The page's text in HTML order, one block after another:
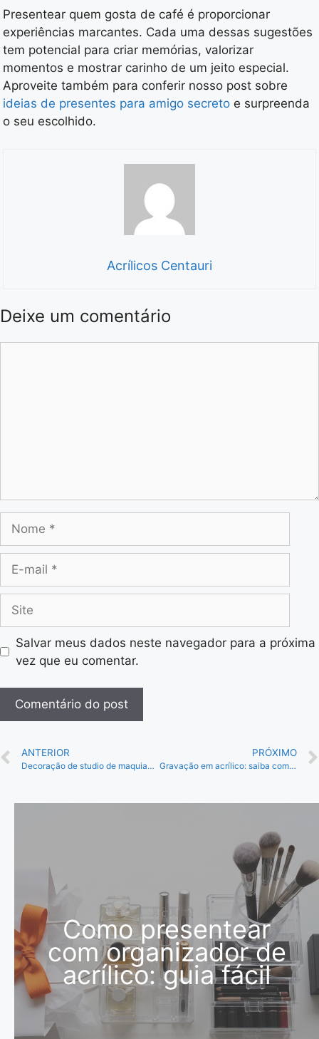
Presentear quem gosta de café é proporcionar
experiências marcantes. Cada uma dessas sugestões
tem potencial para criar memórias, valorizar
momentos e mostrar carinho de um jeito especial.
Aproveite também para conferir nosso post sobre
ideias de presentes para amigo secreto e surpreenda
o seu escolhido.
Acrílicos Centauri
Deixe um comentário
Salvar meus dados neste navegador para a próxima
vez que eu comentar.
ANTERIOR
Decoração de studio de maquiagem: top 3 dicas da Centauri Acrílico
PRÓXIMO
Gravação em acrílico: saiba como é feita e como pode ser utilizada!
Como presentear
com organizador de
acrílico: guia fácil